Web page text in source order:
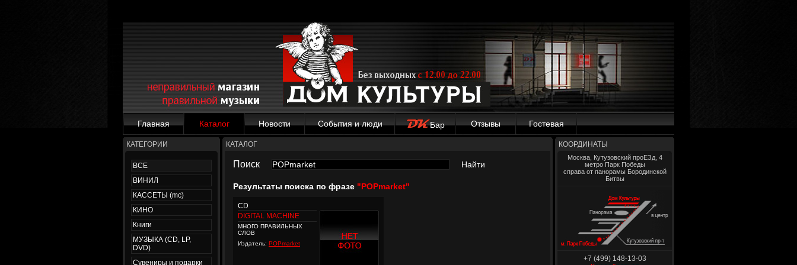
Главная Каталог Новости События и люди Бар Отзывы Гостевая
КАТЕГОРИИ
ВСЕ
ВИНИЛ
КАССЕТЫ (mc)
КИНО
Книги
МУЗЫКА (CD, LP,
DVD)
Сувениры и подарки
КАТАЛОГ
Поиск Найти
Результаты поиска по фразе "POPmarket"
CD
DIGITAL MACHINE
МНОГО ПРАВИЛЬНЫХ
СЛОВ
Издатель: POPmarket
КООРДИНАТЫ
Москва, Кутузовский проЕЗд, 4
метро Парк Победы
справа от панорамы Бородинской
Битвы
+7 (499) 148-13-03